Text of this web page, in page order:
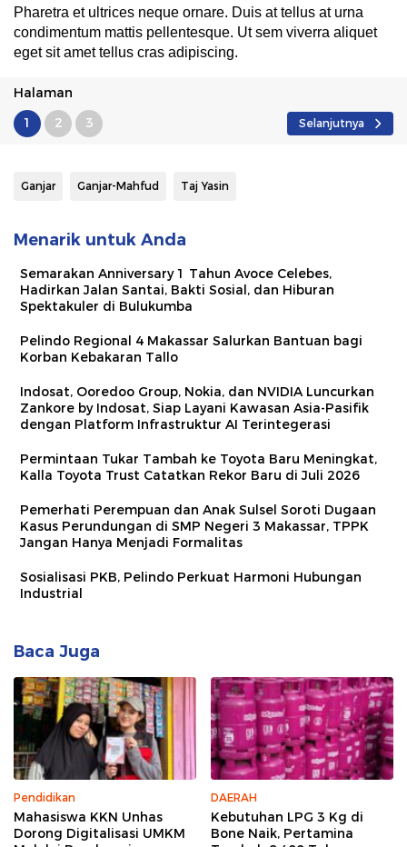
Pharetra et ultrices neque ornare. Duis at tellus at urna
condimentum mattis pellentesque. Ut sem viverra aliquet
eget sit amet tellus cras adipiscing.
Halaman
1
2 3 Selanjutnya
Ganjar Ganjar-Mahfud Taj Yasin
Menarik untuk Anda
Semarakan Anniversary 1 Tahun Avoce Celebes,
Hadirkan Jalan Santai, Bakti Sosial, dan Hiburan
Spektakuler di Bulukumba
Pelindo Regional 4 Makassar Salurkan Bantuan bagi
Korban Kebakaran Tallo
Indosat, Ooredoo Group, Nokia, dan NVIDIA Luncurkan
Zankore by Indosat, Siap Layani Kawasan Asia-Pasifik
dengan Platform Infrastruktur AI Terintegerasi
Permintaan Tukar Tambah ke Toyota Baru Meningkat,
Kalla Toyota Trust Catatkan Rekor Baru di Juli 2026
Pemerhati Perempuan dan Anak Sulsel Soroti Dugaan
Kasus Perundungan di SMP Negeri 3 Makassar, TPPK
Jangan Hanya Menjadi Formalitas
Sosialisasi PKB, Pelindo Perkuat Harmoni Hubungan
Industrial
Baca Juga
Pendidikan
Mahasiswa KKN Unhas
Dorong Digitalisasi UMKM
DAERAH
Kebutuhan LPG 3 Kg di
Bone Naik, Pertamina